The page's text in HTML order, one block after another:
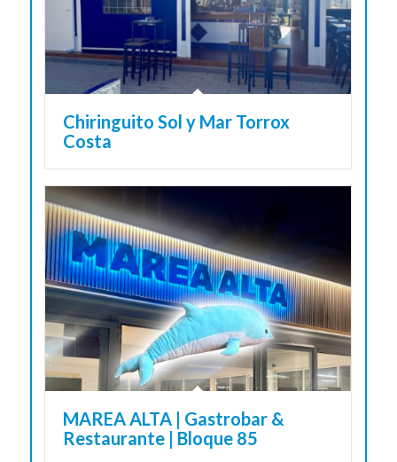
Chiringuito Sol y Mar Torrox
Costa
MAREA ALTA | Gastrobar &
Restaurante | Bloque 85